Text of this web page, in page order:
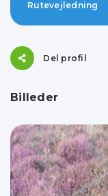
Rutevejledning
Del profil
Billeder